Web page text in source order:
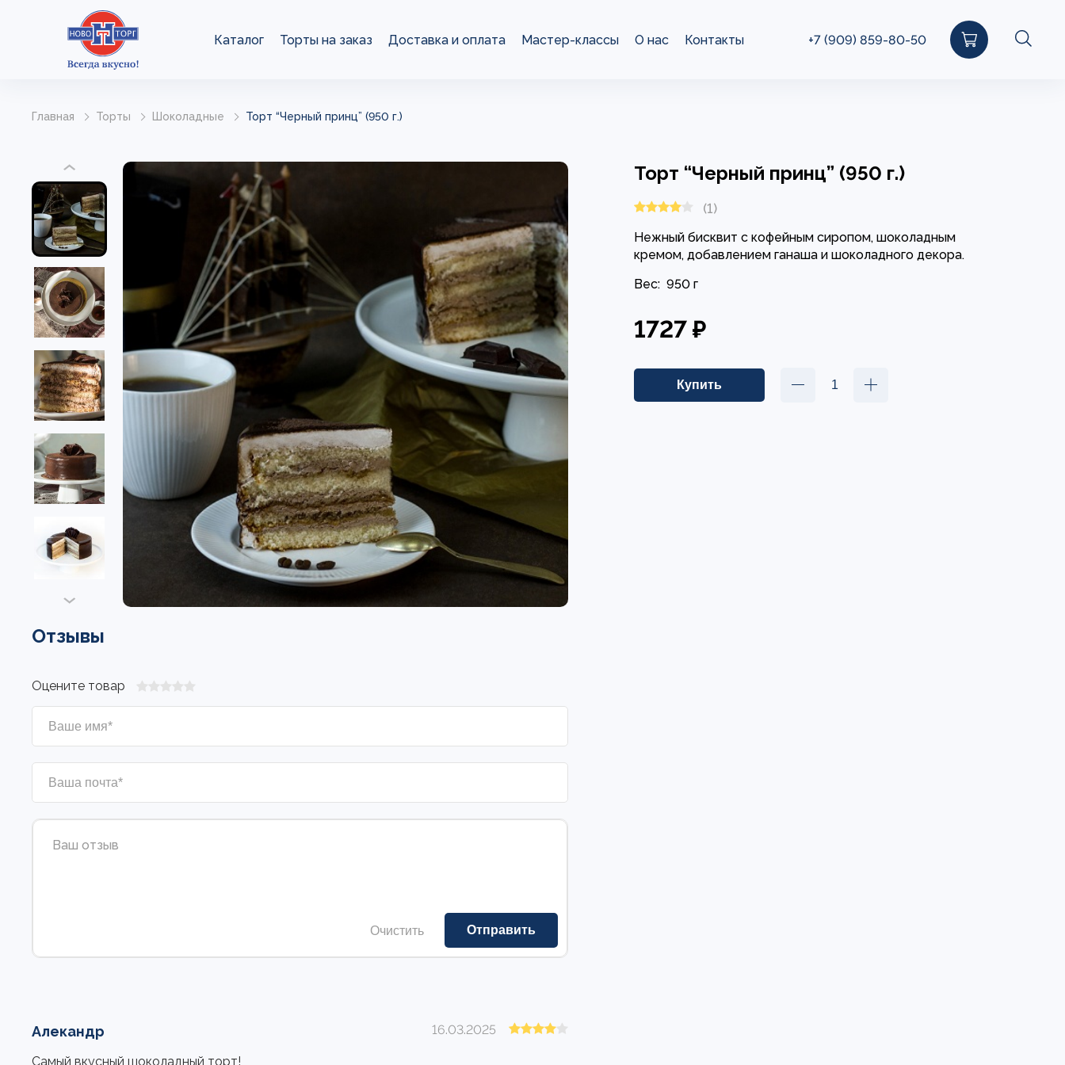
Каталог Торты на заказ Доставка и оплата Мастер-классы О нас Контакты +7 (909) 859-80-50
Главная Торты Шоколадные Торт “Черный принц” (950 г.)
Торт “Черный принц” (950 г.)
(1)
Нежный бисквит с кофейным сиропом, шоколадным
кремом, добавлением ганаша и шоколадного декора.
Вес: 950 г
1727 ₽
Отзывы
Оцените товар
Очистить
Алекандр 16.03.2025
Самый вкусный шоколадный торт!